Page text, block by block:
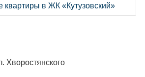
квартиры в ЖК «Кутузовский»
Хворостянского